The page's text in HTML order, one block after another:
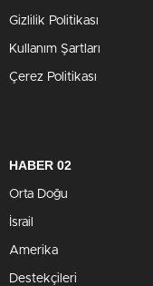
Gizlilik Politikası
Kullanım Şartları
Çerez Politikası
HABER 02
Orta Doğu
İsrail
Amerika
Destekçileri